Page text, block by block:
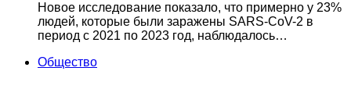
Новое исследование показало, что примерно у 23%
людей, которые были заражены SARS-CoV-2 в
период с 2021 по 2023 год, наблюдалось…
Общество